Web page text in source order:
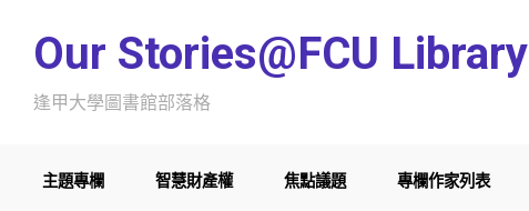
Our Stories@FCU Library
逢甲大學圖書館部落格
主題專欄 智慧財產權 焦點議題 專欄作家列表